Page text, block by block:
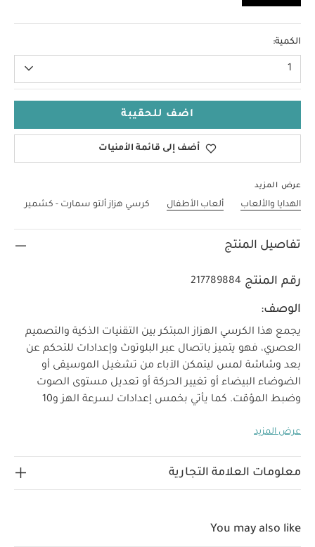
الكمية:
1
اضف للحقيبة
أضف إلى قائمة الأمنيات
عرض المزيد
الهدايا والألعاب ألعاب الأطفال كرسي هزاز ألتو سمارت - كشمير
تفاصيل المنتج
رقم المنتج 217789884
الوصف:
يجمع هذا الكرسي الهزاز المبتكر بين التقنيات الذكية والتصميم
العصري، فهو يتميز باتصال عبر البلوتوث وإعدادات للتحكم عن
بعد وشاشة لمس ليتمكن الآباء من تشغيل الموسيقى أو
الضوضاء البيضاء أو تغيير الحركة أو تعديل مستوى الصوت
وضبط المؤقت. كما يأتي بخمس إعدادات لسرعة الهز و10
والضوضاء البيضاء وخيارات مختلفة للمؤقت وقضيب للألعاب
يناسب طفلك عبر تقنية البلوتوث. يتميز بتفاصيل جمالية وألوان
تصميم خفيف الوزن وسهل الحمل
عرض المزيد
معلومات العلامة التجارية
You may also like